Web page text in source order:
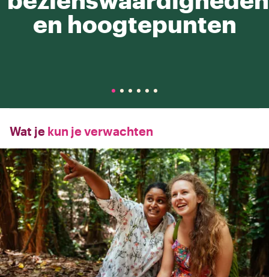
en hoogtepunten
Wat je kun je verwachten